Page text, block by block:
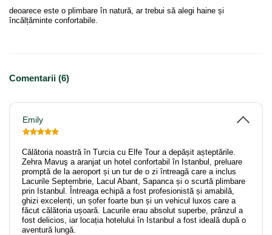
deoarece este o plimbare în natură, ar trebui să alegi haine și
încălțăminte confortabile.
Comentarii (6)
Emily
Călătoria noastră în Turcia cu Elfe Tour a depășit așteptările.
Zehra Mavuş a aranjat un hotel confortabil în Istanbul, preluare
promptă de la aeroport și un tur de o zi întreagă care a inclus
Lacurile Septembrie, Lacul Abant, Sapanca și o scurtă plimbare
prin Istanbul. Întreaga echipă a fost profesionistă și amabilă,
ghizi excelenți, un șofer foarte bun și un vehicul luxos care a
făcut călătoria ușoară. Lacurile erau absolut superbe, prânzul a
fost delicios, iar locația hotelului în Istanbul a fost ideală după o
aventură lungă.